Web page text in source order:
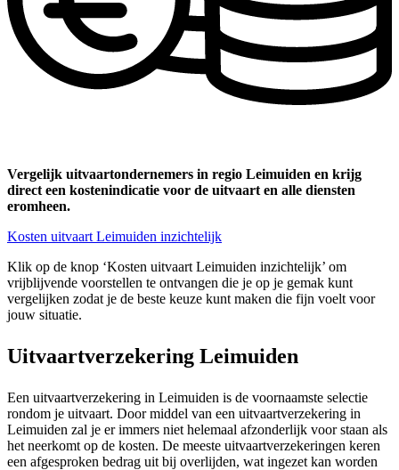
Vergelijk uitvaartondernemers in regio Leimuiden en krijg
direct een kostenindicatie voor de uitvaart en alle diensten
eromheen.
Kosten uitvaart Leimuiden inzichtelijk
Klik op de knop ‘Kosten uitvaart Leimuiden inzichtelijk’ om
vrijblijvende voorstellen te ontvangen die je op je gemak kunt
vergelijken zodat je de beste keuze kunt maken die fijn voelt voor
jouw situatie.
Uitvaartverzekering Leimuiden
Een uitvaartverzekering in Leimuiden is de voornaamste selectie
rondom je uitvaart. Door middel van een uitvaartverzekering in
Leimuiden zal je er immers niet helemaal afzonderlijk voor staan als
het neerkomt op de kosten. De meeste uitvaartverzekeringen keren
een afgesproken bedrag uit bij overlijden, wat ingezet kan worden